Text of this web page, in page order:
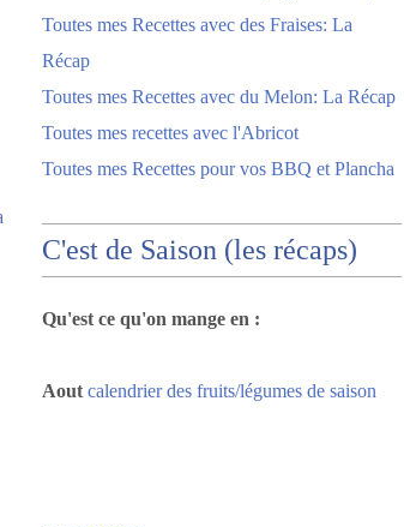
Toutes mes Recettes avec des Fraises: La
Récap
Toutes mes Recettes avec du Melon: La Récap
Toutes mes recettes avec l'Abricot
Toutes mes Recettes pour vos BBQ et Plancha
C'est de Saison (les récaps)
Qu'est ce qu'on mange en :
Aout calendrier des fruits/légumes de saison